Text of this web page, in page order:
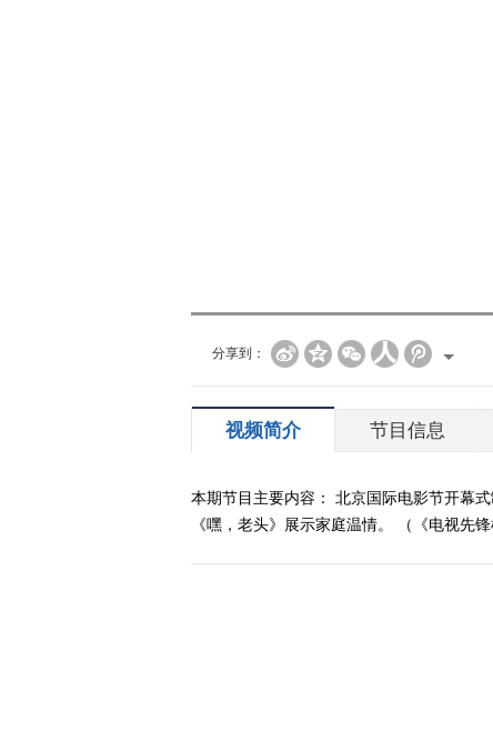
分享到：
视频简介 节目信息
本期节目主要内容： 北京国际电影节开幕
《嘿，老头》展示家庭温情。 （《电视先锋